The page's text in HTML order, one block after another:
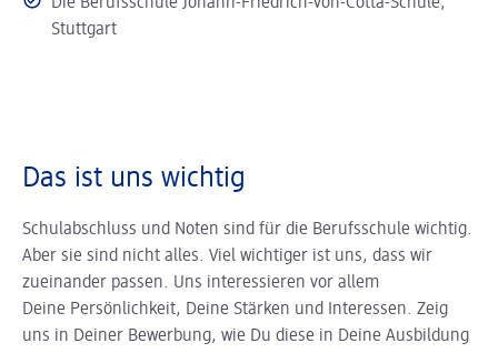
Stuttgart
Das ist uns wichtig
Schulabschluss und Noten sind für die Berufsschule wichtig.
Aber sie sind nicht alles. Viel wichtiger ist uns, dass wir
zueinander passen. Uns interessieren vor allem
Deine Persönlichkeit, Deine Stärken und Interessen. Zeig
uns in Deiner Bewerbung, wie Du diese in Deine Ausbildung